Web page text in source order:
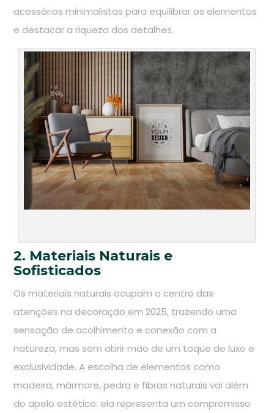
acessórios minimalistas para equilibrar os elementos
e destacar a riqueza dos detalhes.
2. Materiais Naturais e
Sofisticados
Os materiais naturais ocupam o centro das
atenções na decoração em 2025, trazendo uma
sensação de acolhimento e conexão com a
natureza, mas sem abrir mão de um toque de luxo e
exclusividade. A escolha de elementos como
madeira, mármore, pedra e fibras naturais vai além
do apelo estético: ela representa um compromisso